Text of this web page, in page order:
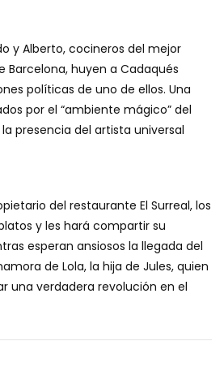
y Alberto, cocineros del mejor
huyen a Cadaqués
políticas de uno de ellos. Una
por el “ambiente mágico” del
presencia del artista universal
del restaurante El Surreal, los
y les hará compartir su
esperan ansiosos la llegada del
de Lola, la hija de Jules, quien
una verdadera revolución en el